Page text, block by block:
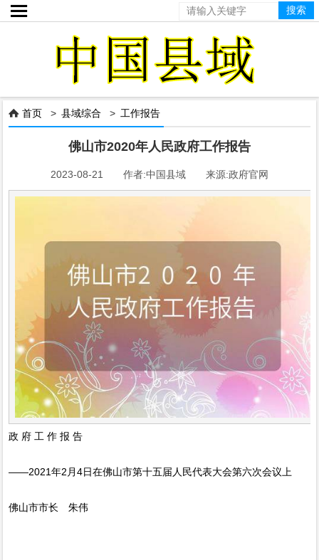

 首页 >县域综合 > 工作报告
佛山市2020年人民政府工作报告
2023-08-21 作者:中国县域 来源:政府官网
政 府 工 作 报 告
——2021年2月4日在佛山市第十五届人民代表大会第六次会议上
佛山市市长 朱伟